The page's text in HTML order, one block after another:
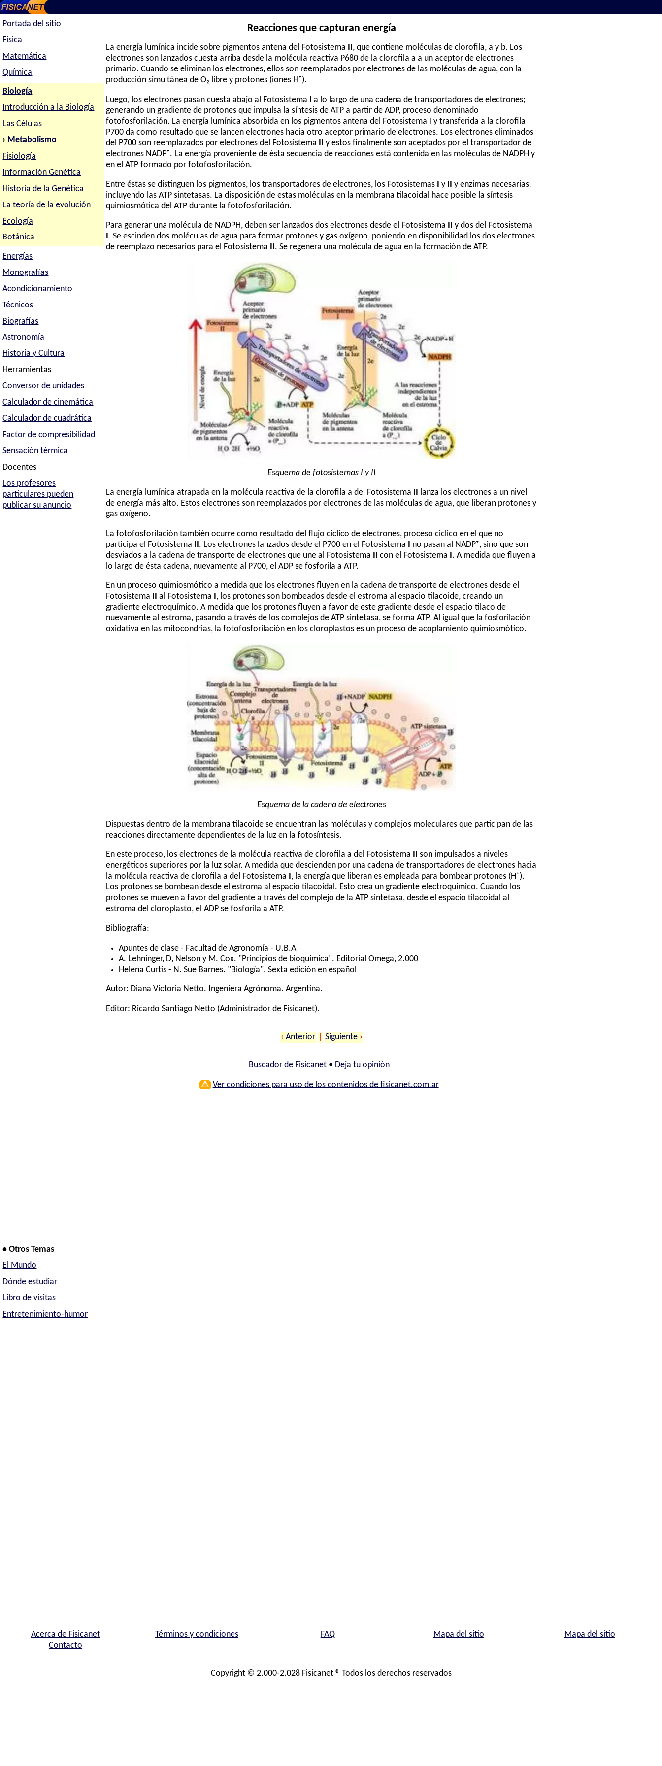
Portada del sitio
Física
Matemática
Química
Biología
Introducción a la Biología
Las Células
› Metabolismo
Fisiología
Información Genética
Historia de la Genética
La teoría de la evolución
Ecología
Botánica
Energías
Monografías
Acondicionamiento
Técnicos
Biografías
Astronomía
Historia y Cultura
Herramientas
Conversor de unidades
Calculador de cinemática
Calculador de cuadrática
Factor de compresibilidad
Sensación térmica
Docentes
Los profesores
particulares pueden
publicar su anuncio
Reacciones que capturan energía
La energía lumínica incide sobre pigmentos antena del Fotosistema
, que contiene moléculas de clorofila, a y b. Los
electrones son lanzados cuesta arriba desde la molécula reactiva P680 de la clorofila a a un aceptor de electrones
primario. Cuando se eliminan los electrones, ellos son reemplazados por electrones de las moléculas de agua, con la
producción simultánea de O₂ libre y protones (iones H⁺).
Luego, los electrones pasan cuesta abajo al Fotosistema
a lo largo de una cadena de transportadores de electrones;
generando un gradiente de protones que impulsa la síntesis de ATP a partir de ADP, proceso denominado
fotofosforilación. La energía lumínica absorbida en los pigmentos antena del Fotosistema
y transferida a la clorofila
P700 da como resultado que se lancen electrones hacia otro aceptor primario de electrones. Los electrones eliminados
del P700 son reemplazados por electrones del Fotosistema
y estos finalmente son aceptados por el transportador de
electrones NADP⁺. La energía proveniente de ésta secuencia de reacciones está contenida en las moléculas de NADPH y
en el ATP formado por fotofosforilación.
Entre éstas se distinguen los pigmentos, los transportadores de electrones, los Fotosistemas y
y enzimas necesarias,
incluyendo las ATP sintetasas. La disposición de estas moléculas en la membrana tilacoidal hace posible la síntesis
quimiosmótica del ATP durante la fotofosforilación.
Para generar una molécula de NADPH, deben ser lanzados dos electrones desde el Fotosistema
y dos del Fotosistema
. Se escinden dos moléculas de agua para formar protones y gas oxígeno, poniendo en disponibilidad los dos electrones
de reemplazo necesarios para el Fotosistema
. Se regenera una molécula de agua en la formación de ATP.
Esquema de fotosistemas I y II
La energía lumínica atrapada en la molécula reactiva de la clorofila a del Fotosistema
lanza los electrones a un nivel
de energía más alto. Estos electrones son reemplazados por electrones de las moléculas de agua, que liberan protones y
gas oxígeno.
La fotofosforilación también ocurre como resultado del flujo cíclico de electrones, proceso ciclico en el que no
participa el Fotosistema
. Los electrones lanzados desde el P700 en el Fotosistema
no pasan al NADP⁺, sino que son
desviados a la cadena de transporte de electrones que une al Fotosistema
con el Fotosistema
. A medida que fluyen a
lo largo de ésta cadena, nuevamente al P700, el ADP se fosforila a ATP.
En un proceso quimiosmótico a medida que los electrones fluyen en la cadena de transporte de electrones desde el
Fotosistema
al Fotosistema
, los protones son bombeados desde el estroma al espacio tilacoide, creando un
gradiente electroquímico. A medida que los protones fluyen a favor de este gradiente desde el espacio tilacoide
nuevamente al estroma, pasando a través de los complejos de ATP sintetasa, se forma ATP. Al igual que la fosforilación
oxidativa en las mitocondrias, la fotofosforilación en los cloroplastos es un proceso de acoplamiento quimiosmótico.
Esquema de la cadena de electrones
Dispuestas dentro de la membrana tilacoide se encuentran las moléculas y complejos moleculares que participan de las
reacciones directamente dependientes de la luz en la fotosíntesis.
En este proceso, los electrones de la molécula reactiva de clorofila a del Fotosistema II son impulsados a niveles
energéticos superiores por la luz solar. A medida que descienden por una cadena de transportadores de electrones hacia
la molécula reactiva de clorofila a del Fotosistema I, la energía que liberan es empleada para bombear protones (H⁺).
Los protones se bombean desde el estroma al espacio tilacoidal. Esto crea un gradiente electroquímico. Cuando los
protones se mueven a favor del gradiente a través del complejo de la ATP sintetasa, desde el espacio tilacoidal al
estroma del cloroplasto, el ADP se fosforila a ATP.
Bibliografía:
Apuntes de clase - Facultad de Agronomía - U.B.A
A. Lehninger, D, Nelson y M. Cox. "Principios de bioquímica". Editorial Omega, 2.000
Helena Curtis - N. Sue Barnes. "Biología". Sexta edición en español
Autor: Diana Victoria Netto. Ingeniera Agrónoma. Argentina.
Editor: Ricardo Santiago Netto (Administrador de Fisicanet).
‹ Anterior Siguiente ›
Buscador de Fisicanet• Deja tu opinión
⚠ Ver condiciones para uso de los contenidos de fisicanet.com.ar
• Otros Temas
El Mundo
Dónde estudiar
Libro de visitas
Entretenimiento-humor
Acerca de Fisicanet Términos y condiciones FAQ Mapa del sitio
Mapa del sitio
Contacto
Copyright © 2.000-2.028 Fisicanet ® Todos los derechos reservados